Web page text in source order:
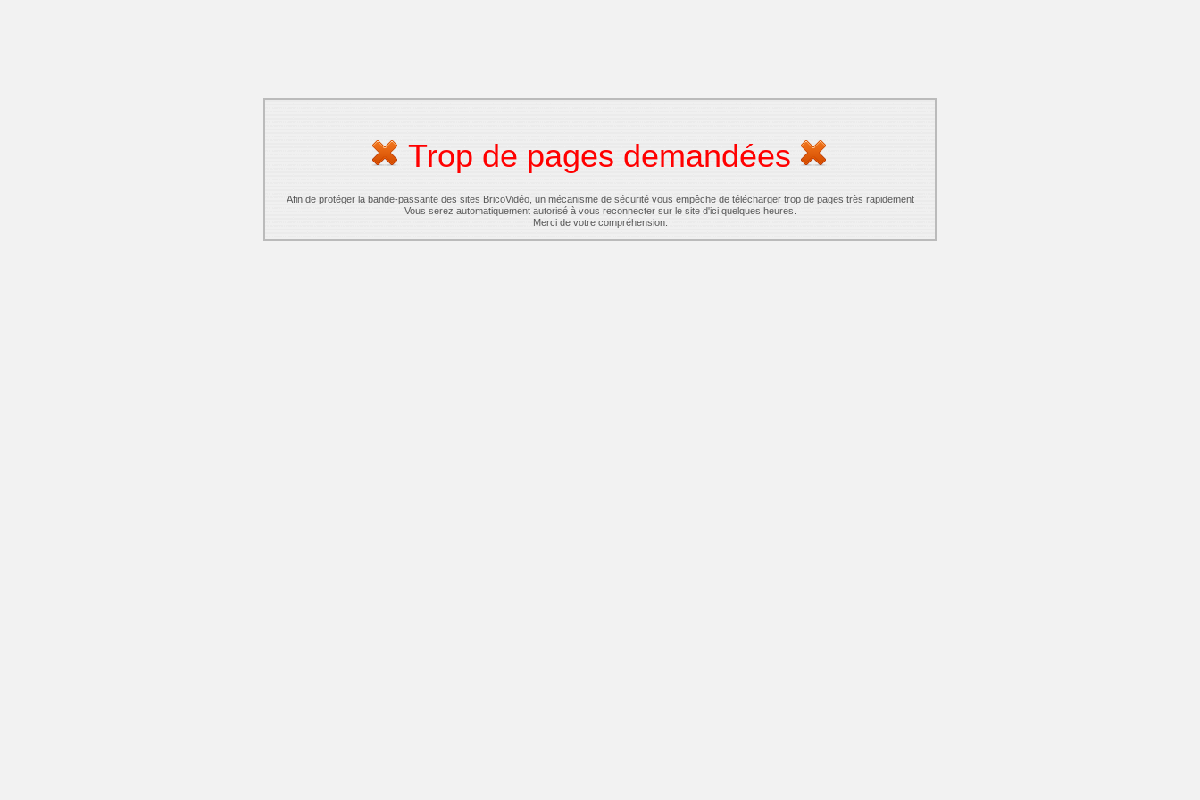
Trop de pages demandées
Afin de protéger la bande-passante des sites BricoVidéo, un mécanisme de sécurité vous empêche de télécharger trop de pages très rapidement
Vous serez automatiquement autorisé à vous reconnecter sur le site d'ici quelques heures.
Merci de votre compréhension.